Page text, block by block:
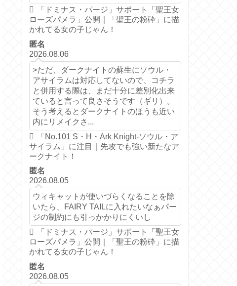
「ドミナス・パージ」サポート「聖王女
ローズパメラ」公開｜「聖王の粉砕」に描
かれてる女の子じゃん！
匿名
2026.08.06
>ただ、ダークナイトの蘇生にソウル・
アサイラムは対応してないので、コチラ
と併用する際は、まだ十分に差別化出来
ていると言って良さそうです（ギリ）。
そう考えるとダークナイトのほうも近い
内にリメイクさ...
「No.101 S・H・Ark Knight-ソウル・ア
サイラム」に注目｜先攻でも強い新たなア
ークナイト！
匿名
2026.08.05
ウィキャットが使いづらくなることを除
いたら、FAIRY TAILに入れたいなぁパー
ジの制約にも引っかかりにくいし
「ドミナス・パージ」サポート「聖王女
ローズパメラ」公開｜「聖王の粉砕」に描
かれてる女の子じゃん！
匿名
2026.08.05